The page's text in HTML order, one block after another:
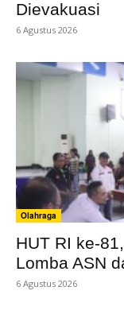
Dievakuasi
6 Agustus 2026
Olahraga
HUT RI ke-
Lomba ASN
6 Agustus 2026